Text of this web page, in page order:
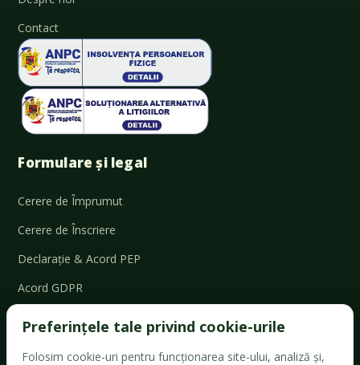
Contact
Formulare și legal
Cerere de Împrumut
Cerere de Înscriere
Declarație & Acord PEP
Acord GDPR
Preferințele tale privind cookie-urile
Folosim cookie-uri pentru funcționarea site-ului, analiză și,